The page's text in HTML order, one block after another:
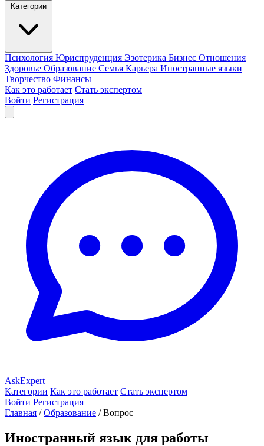
Категории
Психология Юриспруденция Эзотерика Бизнес Отношения
Здоровье Образование Семья Карьера Иностранные языки
Творчество Финансы
Как это работает Стать экспертом
Войти Регистрация
AskExpert
Категории Как это работает Стать экспертом
Войти Регистрация
Главная / Образование / Вопрос
Иностранный язык для работы